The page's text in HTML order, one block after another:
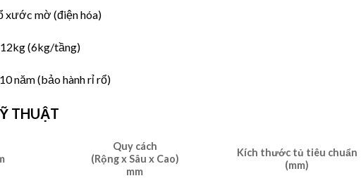
xước mờ (điện hóa)
(6kg/tầng)
năm (bảo hành rỉ rổ)
THUẬT
Quy cách
(Rộng x Sâu x Cao)
mm
Kích thước tủ tiêu chuẩn
(mm)